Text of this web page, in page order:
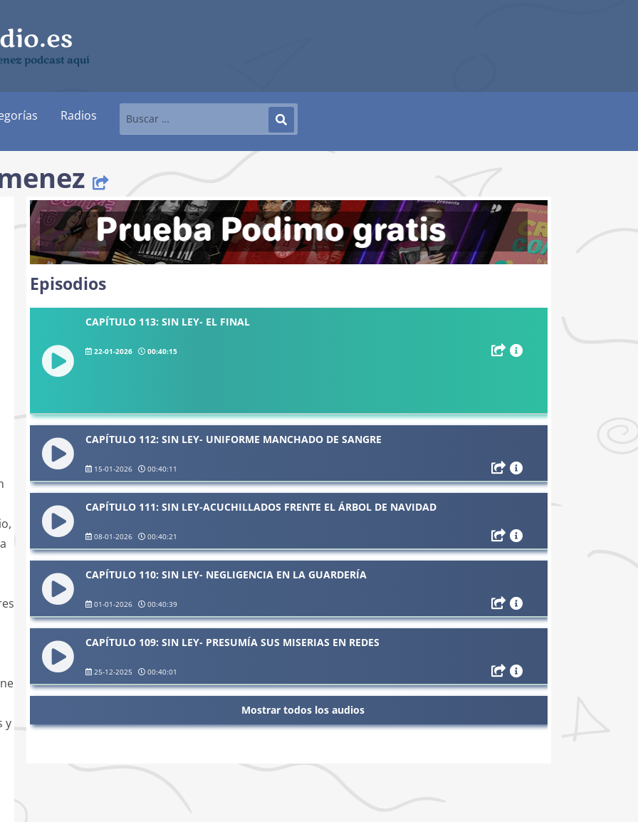
podcast aquí
Radios
y
Episodios
CAPÍTULO 113: SIN LEY- EL FINAL
22-01-2026 00:40:15
CAPÍTULO 112: SIN LEY- UNIFORME MANCHADO DE SANGRE
15-01-2026 00:40:11
CAPÍTULO 111: SIN LEY-ACUCHILLADOS FRENTE EL ÁRBOL DE NAVIDAD
08-01-2026 00:40:21
CAPÍTULO 110: SIN LEY- NEGLIGENCIA EN LA GUARDERÍA
01-01-2026 00:40:39
CAPÍTULO 109: SIN LEY- PRESUMÍA SUS MISERIAS EN REDES
25-12-2025 00:40:01
Mostrar todos los audios